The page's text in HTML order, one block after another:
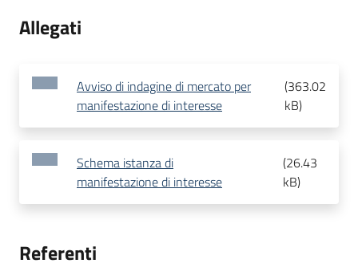
Allegati
Avviso di indagine di mercato per
manifestazione di interesse
(363.02
kB)
Schema istanza di
manifestazione di interesse
(26.43
kB)
Referenti